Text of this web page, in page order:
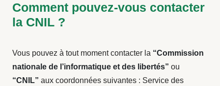
Comment pouvez-vous contacter
la CNIL ?
Vous pouvez à tout moment contacter la “Commission
nationale de l’informatique et des libertés” ou
“CNIL” aux coordonnées suivantes : Service des